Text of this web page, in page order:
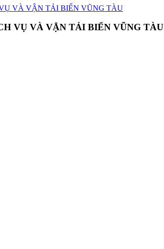
VỤ VÀ VẬN TẢI BIỂN VŨNG TÀU